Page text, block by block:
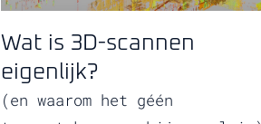
Wat is 3D-scannen
eigenlijk?
(en waarom het géén